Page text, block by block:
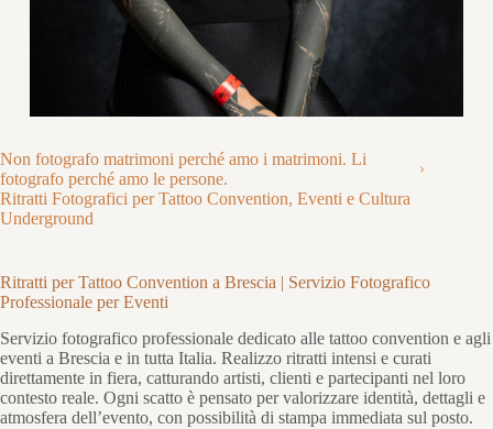
Non fotografo matrimoni perché amo i matrimoni. Li
fotografo perché amo le persone.
Ritratti Fotografici per Tattoo Convention, Eventi e Cultura
Underground
Ritratti per Tattoo Convention a Brescia | Servizio Fotografico
Professionale per Eventi
Servizio fotografico professionale dedicato alle tattoo convention e agli
eventi a Brescia e in tutta Italia. Realizzo ritratti intensi e curati
direttamente in fiera, catturando artisti, clienti e partecipanti nel loro
contesto reale. Ogni scatto è pensato per valorizzare identità, dettagli e
atmosfera dell’evento, con possibilità di stampa immediata sul posto.